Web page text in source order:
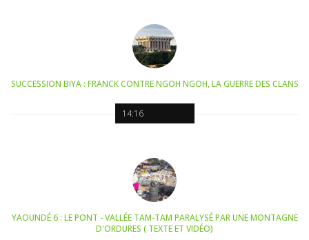
14:16
SUCCESSION BIYA : FRANCK CONTRE NGOH NGOH, LA GUERRE DES CLANS
YAOUNDÉ 6 : LE PONT - VALLÉE TAM-TAM PARALYSÉ PAR UNE MONTAGNE
D'ORDURES ( TEXTE ET VIDÉO)